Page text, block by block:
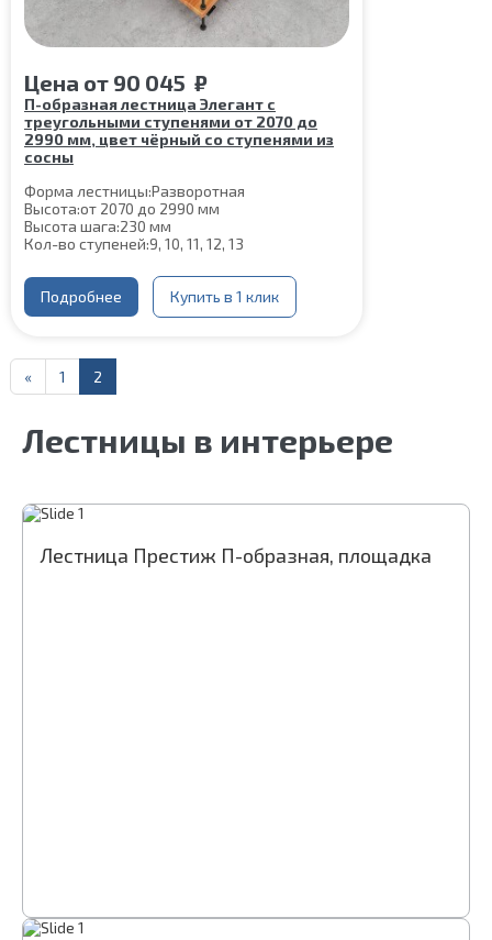
Цена от 90 045 ₽
П-образная лестница Элегант с
треугольными ступенями от 2070 до
2990 мм, цвет чёрный со ступенями из
сосны
Форма лестницы:Разворотная
Высота:от 2070 до 2990 мм
Высота шага:230 мм
Кол-во ступеней:9, 10, 11, 12, 13
Глубина ступени:
300 мм
Материал каркаса:
Сталь
Конструкция:На двойном косоуре
Угол наклона:
Подробнее Купить в 1 клик
« 1 2
Лестницы в интерьере
Лестница Престиж П-образная, площадка